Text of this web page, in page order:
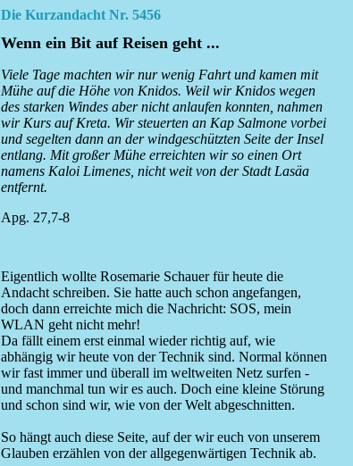
Die Kurzandacht Nr. 5456
Wenn ein Bit auf Reisen geht ...
Viele Tage machten wir nur wenig Fahrt und kamen mit
Mühe auf die Höhe von Knidos. Weil wir Knidos wegen
des starken Windes aber nicht anlaufen konnten, nahmen
wir Kurs auf Kreta. Wir steuerten an Kap Salmone vorbei
und segelten dann an der windgeschützten Seite der Insel
entlang. Mit großer Mühe erreichten wir so einen Ort
namens Kaloi Limenes, nicht weit von der Stadt Lasäa
entfernt.
Apg. 27,7-8
Eigentlich wollte Rosemarie Schauer für heute die
Andacht schreiben. Sie hatte auch schon angefangen,
doch dann erreichte mich die Nachricht: SOS, mein
WLAN geht nicht mehr!
Da fällt einem erst einmal wieder richtig auf, wie
abhängig wir heute von der Technik sind. Normal können
wir fast immer und überall im weltweiten Netz surfen -
und manchmal tun wir es auch. Doch eine kleine Störung
und schon sind wir, wie von der Welt abgeschnitten.
So hängt auch diese Seite, auf der wir euch von unserem
Glauben erzählen von der allgegenwärtigen Technik ab.